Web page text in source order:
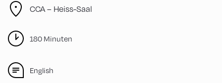
CCA – Heiss-Saal
180 Minuten
English